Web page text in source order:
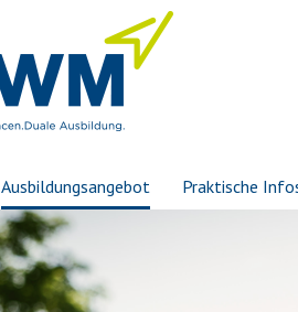
Ausbildungsangebot Praktische